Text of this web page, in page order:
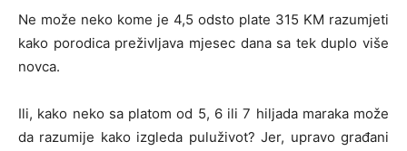
Ne može neko kome je 4,5 odsto plate 315 KM razumjeti
kako porodica preživljava mjesec dana sa tek duplo više
novca.
Ili, kako neko sa platom od 5, 6 ili 7 hiljada maraka može
da razumije kako izgleda puluživot? Jer, upravo građani